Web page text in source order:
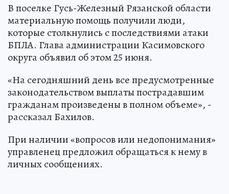
В поселке Гусь-Железный Рязанской области
материальную помощь получили люди,
которые столкнулись с последствиями атаки
БПЛА. Глава администрации Касимовского
округа объявил об этом 25 июня.
«На сегодняшний день все предусмотренные
законодательством выплаты пострадавшим
гражданам произведены в полном объеме», -
рассказал Бахилов.
При наличии «вопросов или недопонимания»
управленец предложил обращаться к нему в
личных сообщениях.